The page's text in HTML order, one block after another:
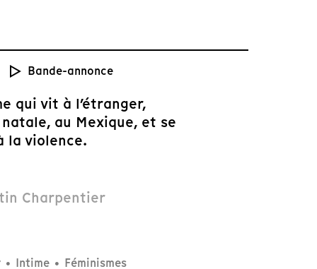
Bande-annonce
qui vit à l’étranger,
au Mexique, et se
la violence.
Charpentier
• Intime • Féminismes